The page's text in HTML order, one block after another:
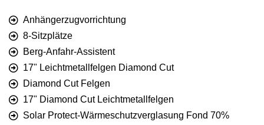
Anhängerzugvorrichtung
8-Sitzplätze
Berg-Anfahr-Assistent
17" Leichtmetallfelgen Diamond Cut
Diamond Cut Felgen
17" Diamond Cut Leichtmetallfelgen
Solar Protect-Wärmeschutzverglasung Fond 70%